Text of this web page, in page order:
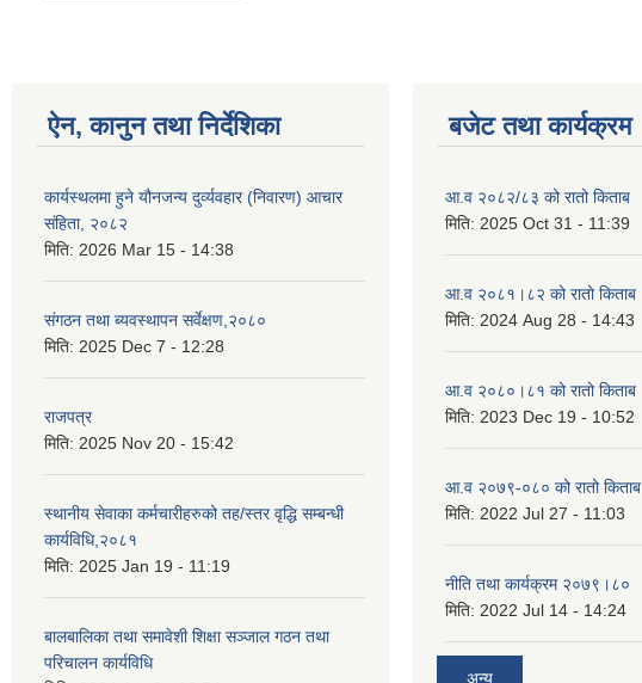
ऐन, कानुन तथा निर्देशिका
कार्यस्थलमा हुने यौनजन्य दुर्व्यवहार (निवारण) आचार
संहिता, २०८२
मिति: 2026 Mar 15 - 14:38
संगठन तथा ब्यवस्थापन सर्वेक्षण,२०८०
मिति: 2025 Dec 7 - 12:28
राजपत्र
मिति: 2025 Nov 20 - 15:42
स्थानीय सेवाका कर्मचारीहरुको तह/स्तर वृद्धि सम्बन्धी
कार्यविधि,२०८१
मिति: 2025 Jan 19 - 11:19
बालबालिका तथा समावेशी शिक्षा सञ्जाल गठन तथा
परिचालन कार्यविधि
बजेट तथा कार्यक्रम
आ.व २०८२/८३ को रातो किताब
मिति: 2025 Oct 31 - 11:39
आ.व २०८१।८२ को रातो किताब
मिति: 2024 Aug 28 - 14:43
आ.व २०८०।८१ को रातो किताब
मिति: 2023 Dec 19 - 10:52
आ.व २०७९-०८० को रातो किताब
मिति: 2022 Jul 27 - 11:03
नीति तथा कार्यक्रम २०७९।८०
मिति: 2022 Jul 14 - 14:24
अन्य